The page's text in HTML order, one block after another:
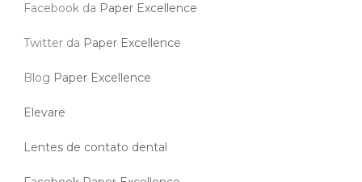
Facebook da Paper Excellence
Twitter da Paper Excellence
Blog Paper Excellence
Elevare
Lentes de contato dental